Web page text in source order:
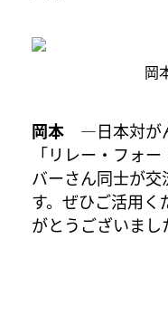
岡
岡本 ―日本対が
「リレー・フォ
バーさん同士が
す。ぜひご活用く
がとうございまし